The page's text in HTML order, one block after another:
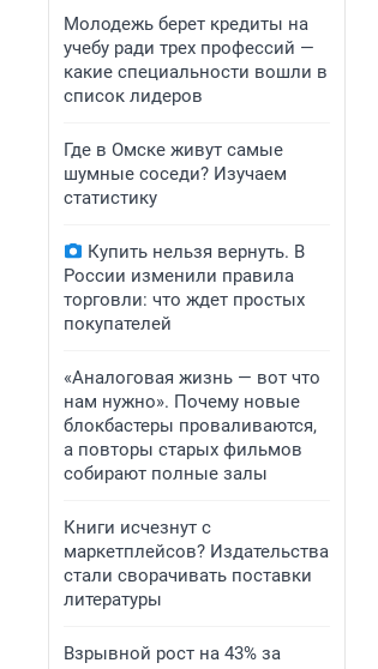
Молодежь берет кредиты на
учебу ради трех профессий —
какие специальности вошли в
список лидеров
Где в Омске живут самые
шумные соседи? Изучаем
статистику
Купить нельзя вернуть. В
России изменили правила
торговли: что ждет простых
покупателей
«Аналоговая жизнь — вот что
нам нужно». Почему новые
блокбастеры проваливаются,
а повторы старых фильмов
собирают полные залы
Книги исчезнут с
маркетплейсов? Издательства
стали сворачивать поставки
литературы
Взрывной рост на 43% за